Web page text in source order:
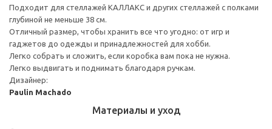
Подходит для стеллажей КАЛЛАКС и других стеллажей с полками
глубиной не меньше 38 см.
Отличный размер, чтобы хранить все что угодно: от игр и
гаджетов до одежды и принадлежностей для хобби.
Легко собрать и сложить, если коробка вам пока не нужна.
Легко выдвигать и поднимать благодаря ручкам.
Дизайнер:
Paulin Machado
Материалы и уход